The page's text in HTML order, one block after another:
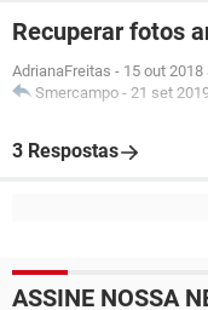
Recuperar fotos
AdrianaFreitas - 15 out 2018
Smercampo - 21 set
3 Respostas
ASSINE NOSSA